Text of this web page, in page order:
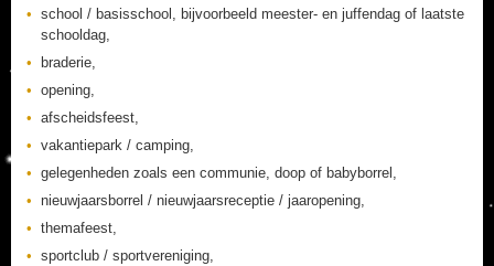
school / basisschool, bijvoorbeeld meester- en juffendag of laatste
schooldag,
braderie,
opening,
afscheidsfeest,
vakantiepark / camping,
gelegenheden zoals een communie, doop of babyborrel,
nieuwjaarsborrel / nieuwjaarsreceptie / jaaropening,
themafeest,
sportclub / sportvereniging,